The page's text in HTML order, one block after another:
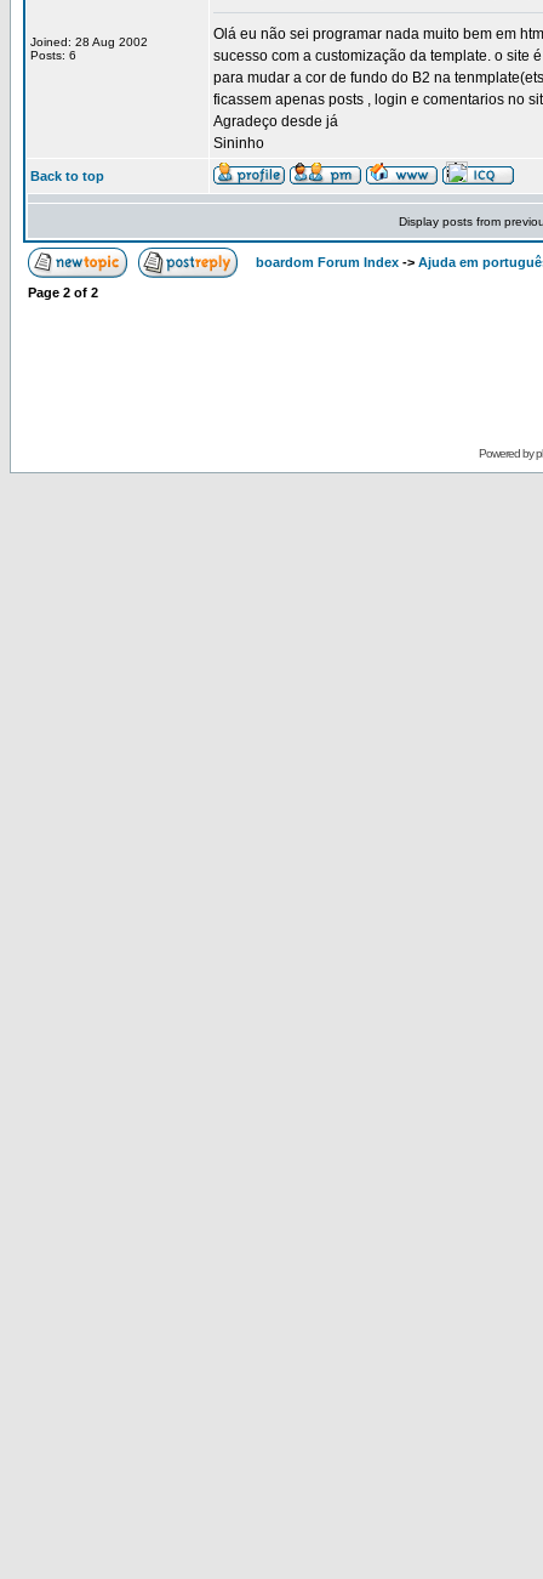
Joined: 28 Aug 2002
Posts: 6
Olá eu não sei programar nada muito bem em
sucesso com a customização da template. o site
para mudar a cor de fundo do B2 na
ficassem apenas posts , login e comentarios no
Agradeço desde já
Sininho
Back to top
Display posts from
boardom Forum Index -> Ajuda em
Page 2 of 2
Powered by